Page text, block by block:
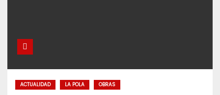
ACTUALIDAD LA POLA OBRAS